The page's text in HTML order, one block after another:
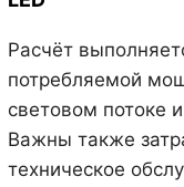
Расчёт
потребляемой
световом потоке
Важны также
техническое